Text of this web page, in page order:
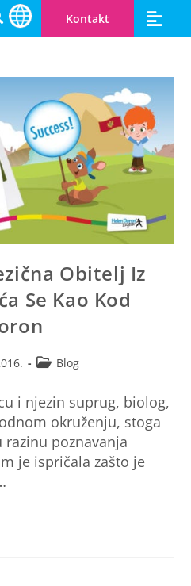
Kontakt
Obitelj Iz
Se Kao Kod
Blog
i njezin suprug, biolog,
okruženju, stoga
poznavanja
je ispričala zašto je